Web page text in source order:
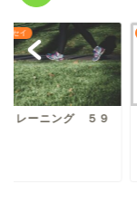
ッセイ
トレーニング ５９